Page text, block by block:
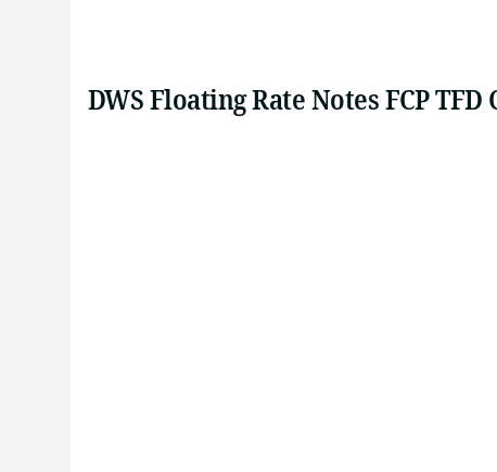
DWS Floating Rate Notes FCP